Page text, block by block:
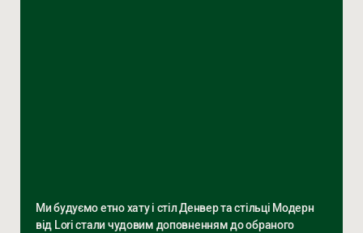
Ми будуємо етно хату і стіл Денвер та стільці Модерн
від Lori стали чудовим доповненням до обраного